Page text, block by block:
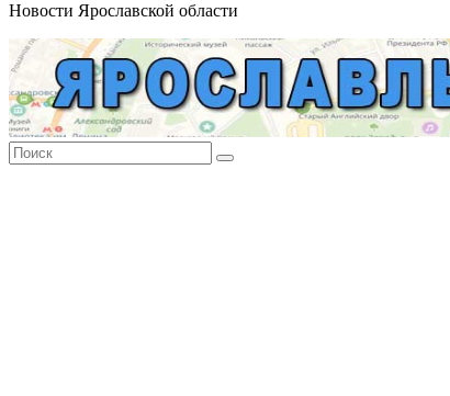
Новости Ярославской области